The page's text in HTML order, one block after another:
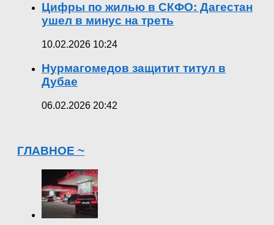
Цифры по жилью в СКФО: Дагестан
ушел в минус на треть
10.02.2026 10:24
Нурмагомедов защитит титул в
Дубае
06.02.2026 20:42
ГЛАВНОЕ ~